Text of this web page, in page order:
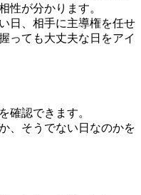
性が分かります。
日、相手に主導権を任せ
っても大丈夫な日をアイ
確認できます。
、そうでない日なのかを